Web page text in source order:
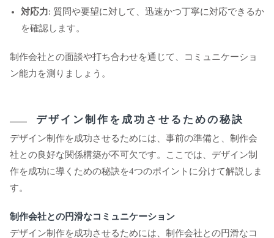
対応力: 質問や要望に対して、迅速かつ丁寧に対応できるか
を確認します。
制作会社との面談や打ち合わせを通じて、コミュニケーショ
ン能力を測りましょう。
デザイン制作を成功させるための秘訣
デザイン制作を成功させるためには、事前の準備と、制作会
社との良好な関係構築が不可欠です。ここでは、デザイン制
作を成功に導くための秘訣を4つのポイントに分けて解説しま
す。
制作会社との円滑なコミュニケーション
デザイン制作を成功させるためには、制作会社との円滑なコ